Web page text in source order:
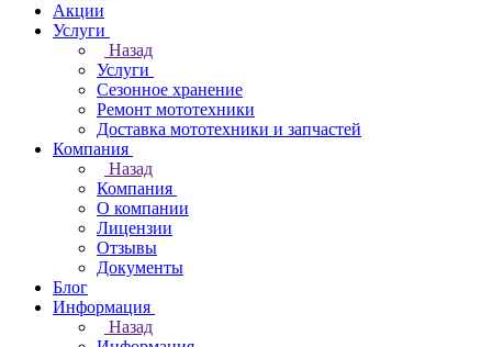
Акции
Услуги
Назад
Услуги
Сезонное хранение
Ремонт мототехники
Доставка мототехники и запчастей
Компания
Назад
Компания
О компании
Лицензии
Отзывы
Документы
Блог
Информация
Назад